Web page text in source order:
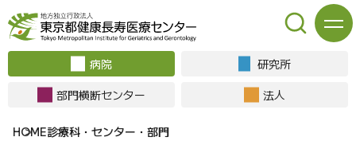
病院
研究所
部門横断センター
法人
診療科・センター・部門